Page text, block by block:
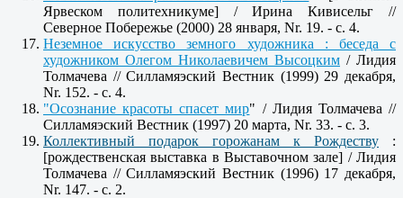
Ярвеском политехникуме] / Ирина Кивисельг //
Северное Побережье (2000) 28 января, Nr. 19. - c. 4.
Неземное искусство земного художника : беседа с
художником Олегом Николаевичем Высоцким / Лидия
Толмачева // Силламяэский Вестник (1999) 29 декабря,
Nr. 152. - c. 4.
"Осознание красоты спасет мир" / Лидия Толмачева //
Силламяэский Вестник (1997) 20 марта, Nr. 33. - c. 3.
Коллективный подарок горожанам к Рождеству :
[рождественская выставка в Выставочном зале] / Лидия
Толмачева // Силламяэский Вестник (1996) 17 декабря,
Nr. 147. - c. 2.